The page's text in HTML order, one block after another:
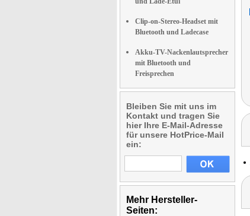
Clip-on-Stereo-Headset mit
Bluetooth und Ladecase
Akku-TV-Nackenlautsprecher
mit Bluetooth und
Freisprechen
Bleiben Sie mit uns im
Kontakt und tragen Sie
hier Ihre E-Mail-Adresse
für unsere HotPrice-Mail
ein:
Mehr Hersteller-
Seiten: